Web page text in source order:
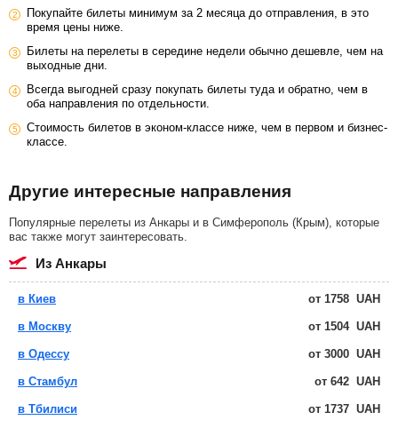
Покупайте билеты минимум за 2 месяца до отправления, в это
время цены ниже.
Билеты на перелеты в середине недели обычно дешевле, чем на
выходные дни.
Всегда выгодней сразу покупать билеты туда и обратно, чем в
оба направления по отдельности.
Стоимость билетов в эконом-классе ниже, чем в первом и бизнес-
классе.
Другие интересные направления
Популярные перелеты из Анкары и в Симферополь (Крым), которые
вас также могут заинтересовать.
из Анкары
в Киев от 1758 UAH
в Москву от 1504 UAH
в Одессу от 3000 UAH
в Стамбул от 642 UAH
в Тбилиси от 1737 UAH